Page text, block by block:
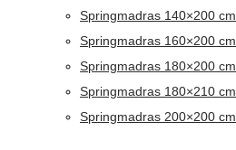
Springmadras 140×200 cm
Springmadras 160×200 cm
Springmadras 180×200 cm
Springmadras 180×210 cm
Springmadras 200×200 cm